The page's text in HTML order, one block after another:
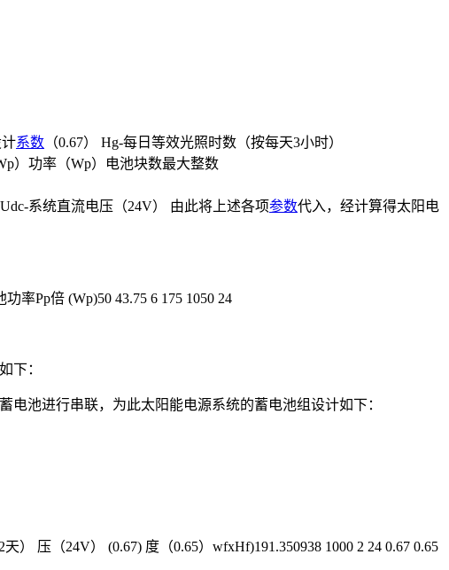
系数 （0.67） Hg-每日等效光照时数（按每天3小时）
）功率（Wp）电池块数最大整数
系统直流电压（24V） 由此将上述各项参数代入，经计算得太阳电
Pp倍 (Wp)50 43.75 6 175 1050 24
下：
池进行串联，为此太阳能电源系统的蓄电池组设计如下：
压（24V） (0.67) 度（0.65）wfxHf)191.350938 1000 2 24 0.67 0.65